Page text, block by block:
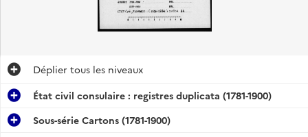
Déplier tous les niveaux
État civil consulaire : registres duplicata (1781-1900)
Sous-série Cartons (1781-1900)